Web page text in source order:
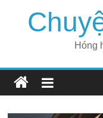
Hóng